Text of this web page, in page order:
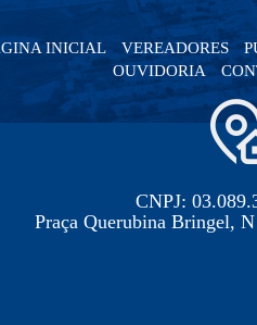
INICIAL VEREADORES
OUVIDORIA
CNPJ:
Praça Querubina Bringel,